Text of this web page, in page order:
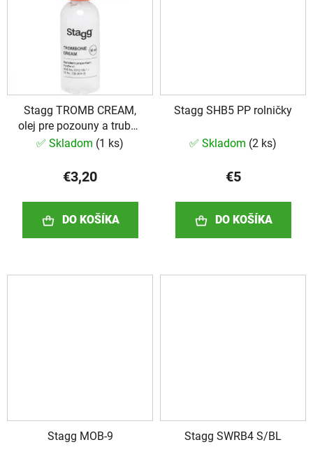
Stagg TROMB CREAM,
olej pre pozouny a trubky
30 ml
✅ Skladom (1 ks)
€3,20
DO KOŠÍKA
Stagg SHB5 PP rolničky
✅ Skladom (2 ks)
€5
DO KOŠÍKA
Stagg MOB-9 Stagg SWRB4 S/BL